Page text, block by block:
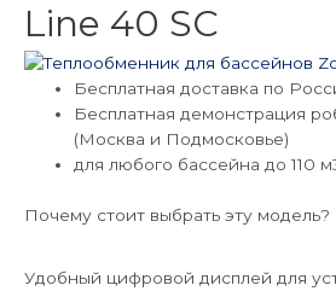
Line 40 SC
Бесплатная доставка по
Бесплатная демонстрация
(Москва и Подмосковье)
для любого бассейна до 110
Почему стоит выбрать эту модель?
Удобный цифровой дисплей для